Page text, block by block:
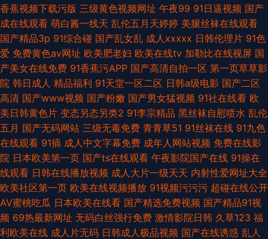
香蕉视频下载污版 三级黄色视频网址 午夜99 91日逼视频 国产
成在线观看 萌白酱一线天 乱伦五月天婷婷 美腿丝袜在线观看
国产精品3p 91综合碰 国产乱女乱 成人xxxxx 日韩伦理片 91色
爱 免费黄色av网址 欧美肥老妇 欧美在线tv 加勒比在线视屏 国
产美女在线免费 91香蕉污APP 国产高清自拍一区 第一页草草影
院 韩日成人 精品福利 91天堂一区二区 日韩a级电影 国产二区
高清 国产www视频 国产粉嫩 国产男女猛视频 91社在线看 欧
美日韩黄色片 变态另态另类2 91李宗精品 黑丝袜自慰喷水 乱伦
五月 国产无码网站 三级无毒免费 青青草51 91丝袜在线 91九色
在线观看 91插 成人中文字幕免费 成年人网站视频 免费在线影
院 日本欧美第一页 国产ts在线观看 午夜影院国产在线 91操在
线观看 日韩在线播放视频 成人大片一级天天 内射性爱网址大全
欧美社区第一页 欧美在线视频播放 91视频污污污 超碰在线公开
AV蜜桃吃瓜 日本欧美在线看 国产精选免费视频 国产精品91视
频 69热最新网址 无码白丝强行免费 激情影院日韩 久草123 福
利欧美在线 成人片无码 日韩成人极品视频 国产在线诱惑 乱人